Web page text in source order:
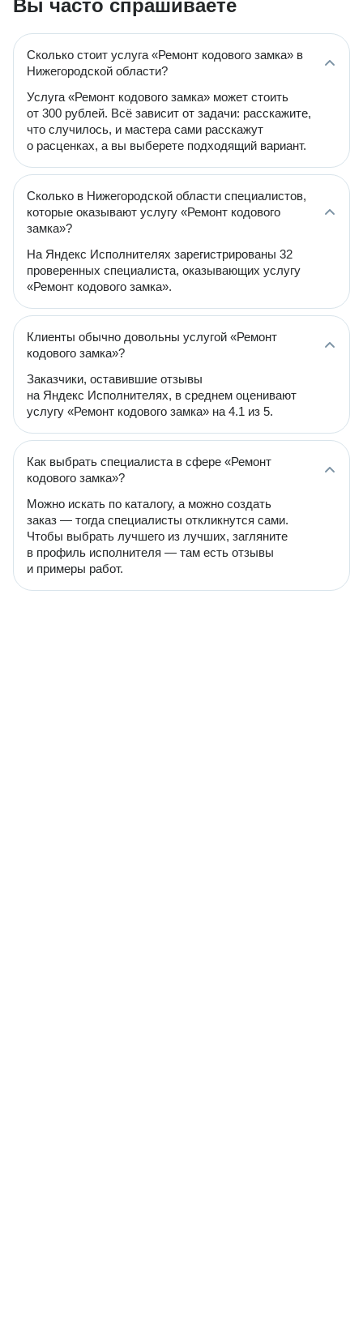
Вы часто спрашиваете
Сколько стоит услуга «Ремонт кодового замка» в
Нижегородской области?
Услуга «Ремонт кодового замка» может стоить
от 300 рублей. Всё зависит от задачи: расскажите,
что случилось, и мастера сами расскажут
о расценках, а вы выберете подходящий вариант.
Сколько в Нижегородской области специалистов,
которые оказывают услугу «Ремонт кодового
замка»?
На Яндекс Исполнителях зарегистрированы 32
проверенных специалиста, оказывающих услугу
«Ремонт кодового замка».
Клиенты обычно довольны услугой «Ремонт
кодового замка»?
Заказчики, оставившие отзывы
на Яндекс Исполнителях, в среднем оценивают
услугу «Ремонт кодового замка» на 4.1 из 5.
Как выбрать специалиста в сфере «Ремонт
кодового замка»?
Можно искать по каталогу, а можно создать
заказ — тогда специалисты откликнутся сами.
Чтобы выбрать лучшего из лучших, загляните
в профиль исполнителя — там есть отзывы
и примеры работ.